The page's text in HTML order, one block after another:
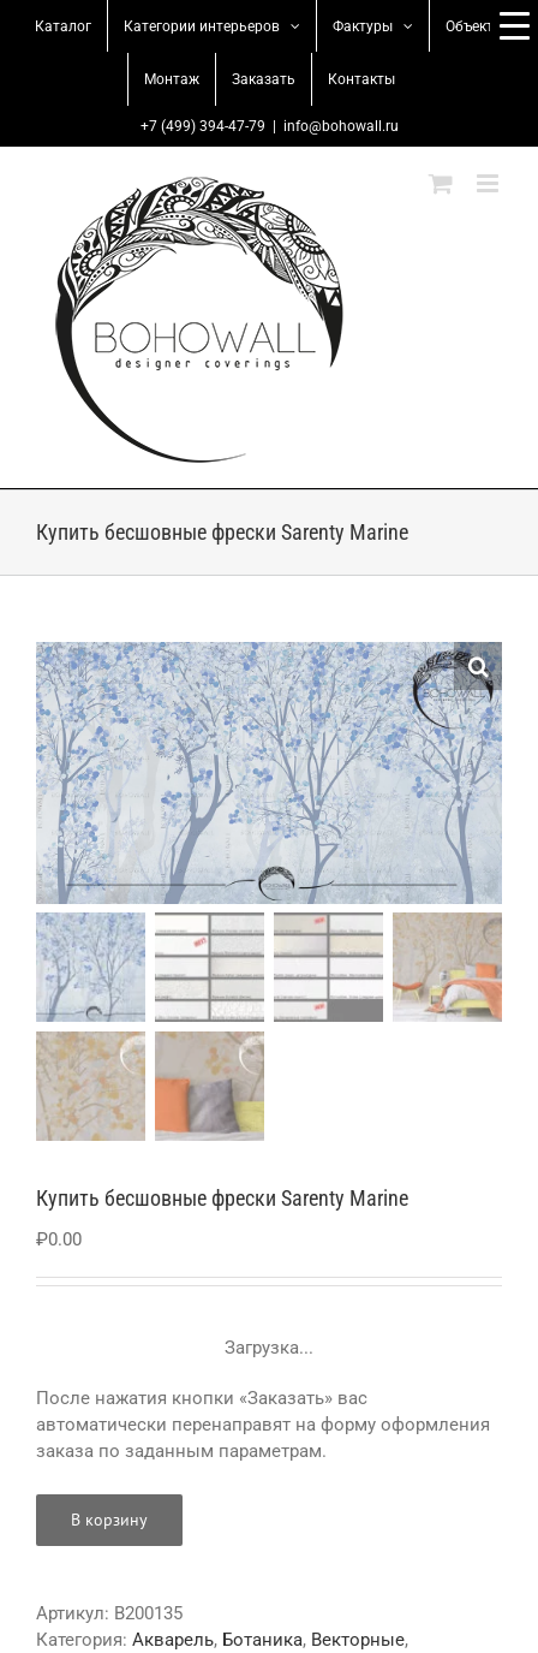
Каталог Категории интерьеров Фактуры Объекты
Монтаж Заказать Контакты
+7 (499) 394-47-79 info@bohowall.ru
Купить бесшовные фрески Sarenty Marine
Купить бесшовные фрески Sarenty Marine
₽0.00
Загрузка...
После нажатия кнопки «Заказать» вас
автоматически перенаправят на форму оформления
заказа по заданным параметрам.
В корзину
Артикул: B200135
Категория: Акварель, Ботаника, Векторные,